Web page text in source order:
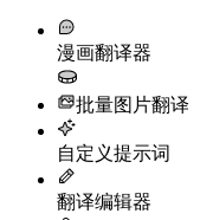
漫画翻译器
批量图片翻译
自定义提示词
翻译编辑器